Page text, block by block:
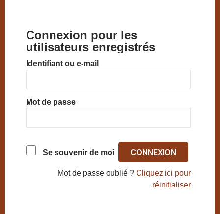
Connexion pour les
utilisateurs enregistrés
Identifiant ou e-mail
Mot de passe
Se souvenir de moi
Mot de passe oublié ?Cliquez ici pour
réinitialiser